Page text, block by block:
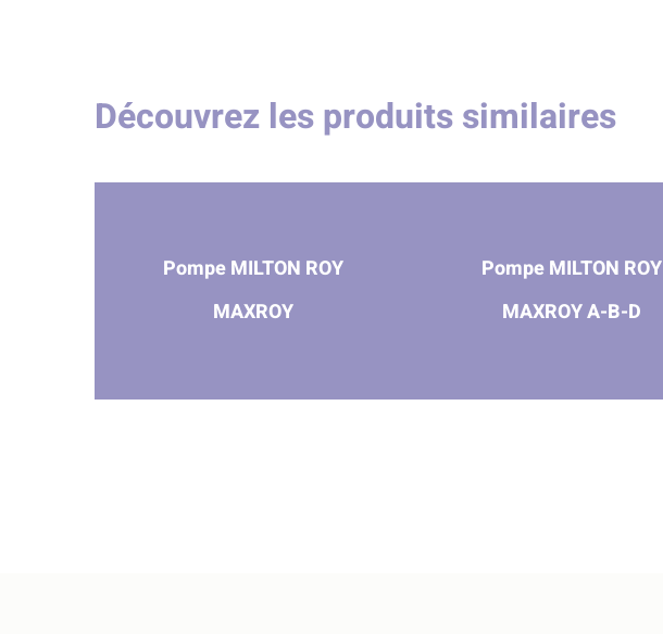
Découvrez les produits similaires
Pompe MILTON ROY
MAXROY
Pompe MILTON ROY
MAXROY A-B-D